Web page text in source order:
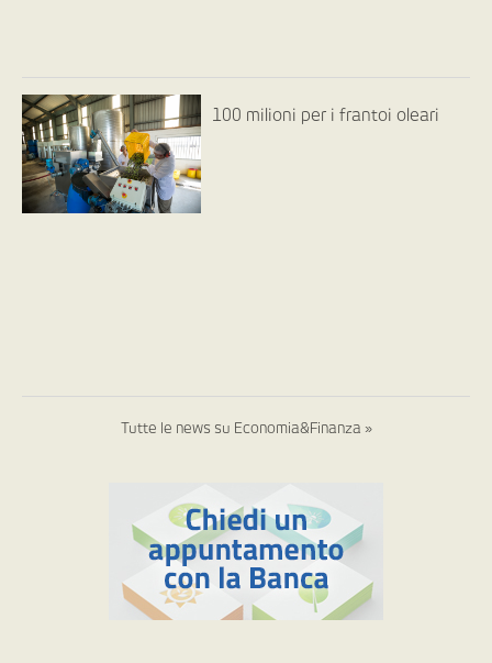
100 milioni per i frantoi oleari
Tutte le news su Economia&Finanza »